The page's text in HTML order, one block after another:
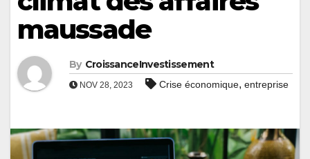
maussade
By CroissanceInvestissement
NOV 28, 2023 Crise économique, entreprise